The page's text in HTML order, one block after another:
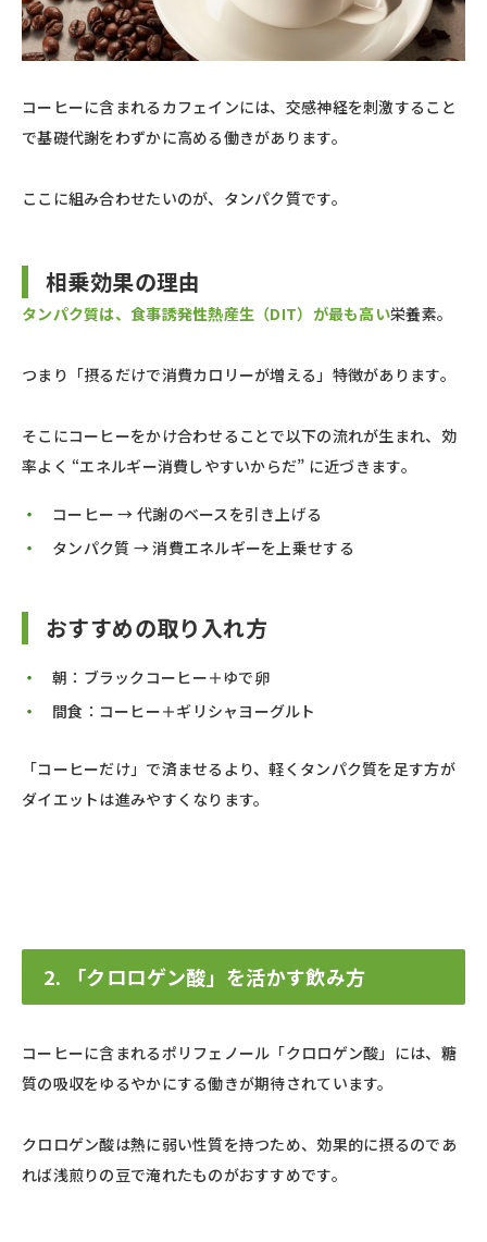
コーヒーに含まれるカフェインには、交感神経を刺激すること
で基礎代謝をわずかに高める働きがあります。
ここに組み合わせたいのが、タンパク質です。
相乗効果の理由
タンパク質は、食事誘発性熱産生（DIT）が最も高い栄養素。
つまり「摂るだけで消費カロリーが増える」特徴があります。
そこにコーヒーをかけ合わせることで以下の流れが生まれ、効
率よく “エネルギー消費しやすいからだ” に近づきます。
コーヒー → 代謝のベースを引き上げる
タンパク質 → 消費エネルギーを上乗せする
おすすめの取り入れ方
朝：ブラックコーヒー＋ゆで卵
間食：コーヒー＋ギリシャヨーグルト
「コーヒーだけ」で済ませるより、軽くタンパク質を足す方が
ダイエットは進みやすくなります。
2. 「クロロゲン酸」を活かす飲み方
コーヒーに含まれるポリフェノール「クロロゲン酸」には、糖
質の吸収をゆるやかにする働きが期待されています。
クロロゲン酸は熱に弱い性質を持つため、効果的に摂るのであ
れば浅煎りの豆で淹れたものがおすすめです。